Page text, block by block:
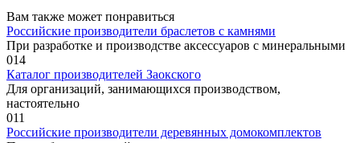
Вам также может понравиться
Российские производители браслетов с камнями
При разработке и производстве аксессуаров с минеральными
014
Каталог производителей Заокского
Для организаций, занимающихся производством,
настоятельно
011
Российские производители деревянных домокомплектов